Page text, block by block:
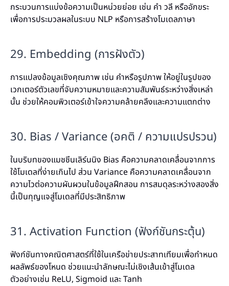
กระบวนการแบ่งข้อความเป็นหน่วยย่อย เช่น คำ วลี หรืออักขระ
เพื่อการประมวลผลในระบบ NLP หรือการสร้างโมเดลภาษา
29. Embedding (การฝังตัว)
การแปลงข้อมูลเชิงคุณภาพ เช่น คำหรือรูปภาพ ให้อยู่ในรูปของ
เวกเตอร์ตัวเลขที่จับความหมายและความสัมพันธ์ระหว่างสิ่งเหล่า
นั้น ช่วยให้คอมพิวเตอร์เข้าใจความคล้ายคลึงและความแตกต่าง
30. Bias / Variance (อคติ / ความแปรปรวน)
ในบริบทของแมชชีนเลิร์นนิง Bias คือความคลาดเคลื่อนจากการ
ใช้โมเดลที่ง่ายเกินไป ส่วน Variance คือความคลาดเคลื่อนจาก
ความไวต่อความผันผวนในข้อมูลฝึกสอน การสมดุลระหว่างสองสิ่ง
นี้เป็นกุญแจสู่โมเดลที่มีประสิทธิภาพ
31. Activation Function (ฟังก์ชันกระตุ้น)
ฟังก์ชันทางคณิตศาสตร์ที่ใช้ในเครือข่ายประสาทเทียมเพื่อกำหนด
ผลลัพธ์ของโหนด ช่วยแนะนำลักษณะไม่เชิงเส้นเข้าสู่โมเดล
ตัวอย่างเช่น ReLU, Sigmoid และ Tanh